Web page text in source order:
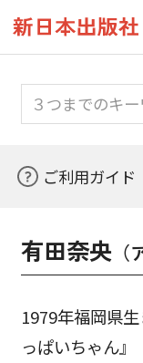
ご利用ガイド
有田奈央（
1979年福岡県
っぱいちゃん